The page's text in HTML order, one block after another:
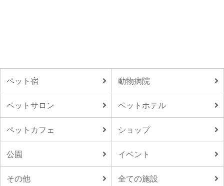
ペット宿 動物病院
ペットサロン ペットホテル
ペットカフェ ショップ
公園 イベント
その他 全ての施設